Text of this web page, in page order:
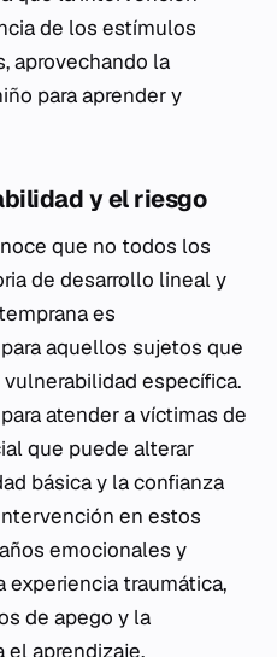
de los estímulos
aprovechando la
para aprender y
y el riesgo
que no todos los
de desarrollo lineal y
es
aquellos sujetos que
específica.
atender a víctimas de
que puede alterar
básica y la confianza
en estos
emocionales y
traumática,
de apego y la
el aprendizaje.